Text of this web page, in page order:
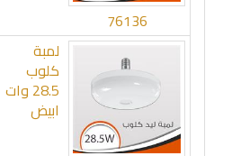
76136
لمبة
كلوب
28.5 وات
ابيض